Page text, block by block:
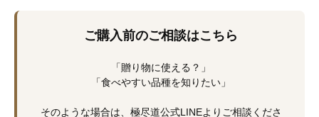
ご購入前のご相談はこちら
「贈り物に使える？」
「食べやすい品種を知りたい」
そのような場合は、極尽道公式LINEよりご相談くださ